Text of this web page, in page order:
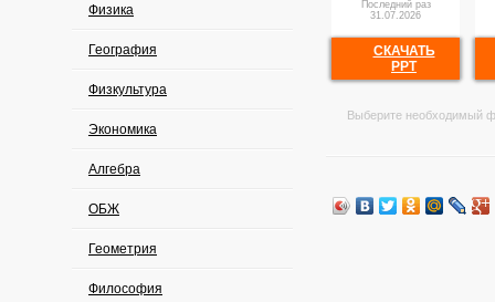
Физика
География
Физкультура
Экономика
Алгебра
ОБЖ
Геометрия
Философия
Последний раз
31.07.2026
СКАЧАТЬ
PPT
Выберите необходимый